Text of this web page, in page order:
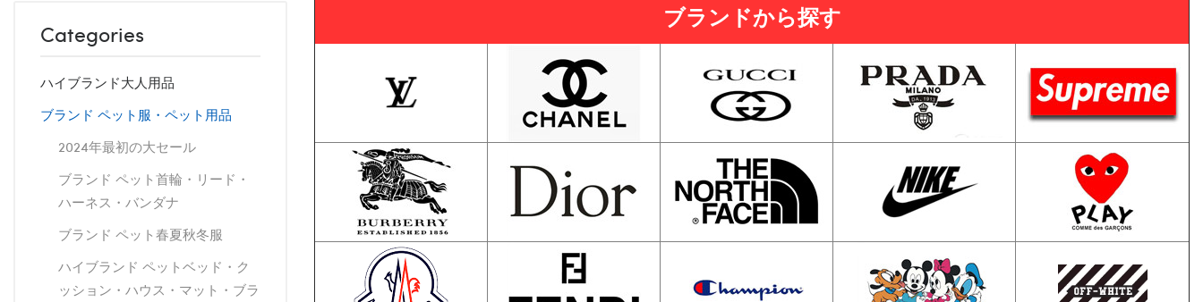
Categories
ハイブランド大人用品
ブランド ペット服・ペット用品
2024年最初の大セール
ブランド ペット首輪・リード・
ハーネス・バンダナ
ブランド ペット春夏秋冬服
ハイブランド ペットベッド・ク
ッション・ハウス・マット・ブラ
ブランドから探す